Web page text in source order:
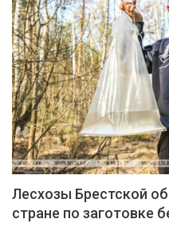
Лесхозы Брестской
стране по заготовке